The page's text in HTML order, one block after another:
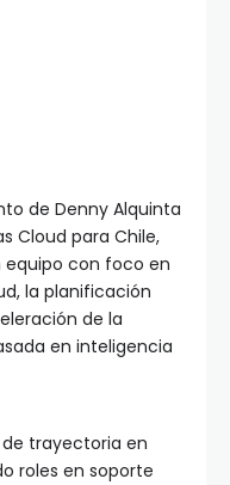
de Denny Alquinta
Cloud para Chile,
equipo con foco en
la planificación
de la
en inteligencia
trayectoria en
roles en soporte